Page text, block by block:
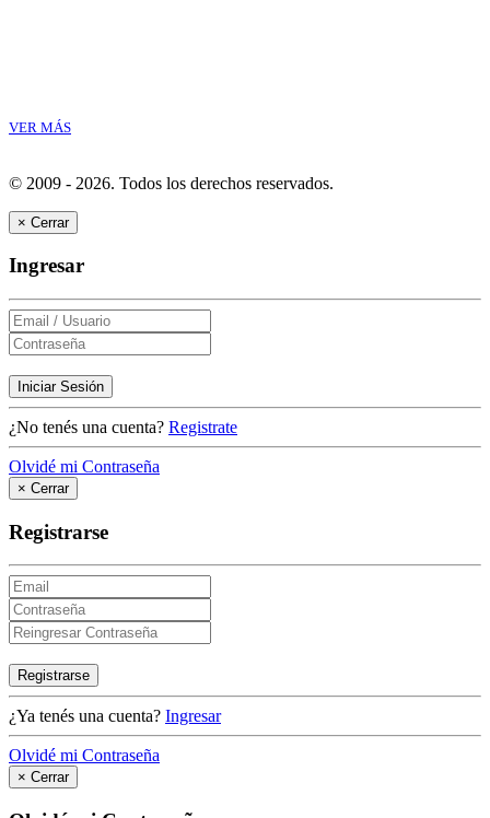
VER MÁS
© 2009 - 2026. Todos los derechos reservados.
× Cerrar
Ingresar
Iniciar Sesión
¿No tenés una cuenta? Registrate
Olvidé mi Contraseña
× Cerrar
Registrarse
Registrarse
¿Ya tenés una cuenta? Ingresar
Olvidé mi Contraseña
× Cerrar